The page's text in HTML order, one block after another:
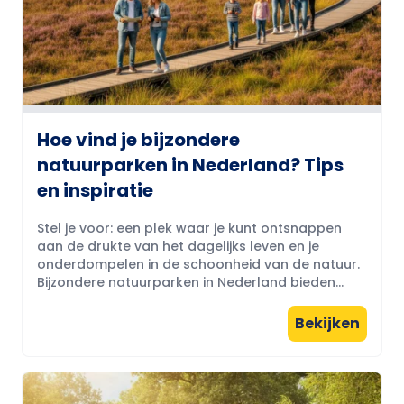
Hoe vind je bijzondere
natuurparken in Nederland? Tips
en inspiratie
Stel je voor: een plek waar je kunt ontsnappen
aan de drukte van het dagelijks leven en je
onderdompelen in de schoonheid van de natuur.
Bijzondere natuurparken in Nederland bieden...
Bekijken